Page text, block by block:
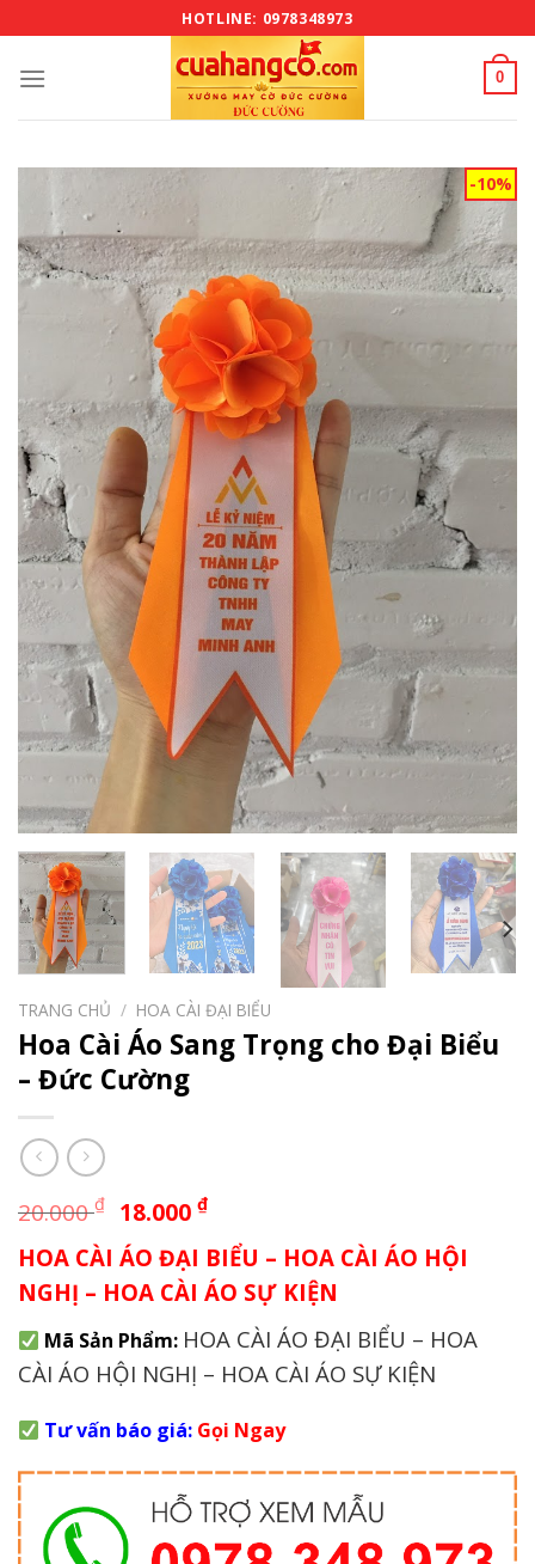
qua
nội
HOTLINE: 0978348973
0
-10%
TRANG CHỦ / HOA CÀI ĐẠI BIỂU
Hoa Cài Áo Sang Trọng cho Đại Biểu
– Đức Cường
20.000₫ Giá
gốc
là:
20.000 ₫.
18.000 ₫Giá
hiện
tại
là:
18.000 ₫.
HOA CÀI ÁO ĐẠI BIỂU – HOA CÀI ÁO HỘI
NGHỊ – HOA CÀI ÁO SỰ KIỆN
Mã Sản Phẩm: HOA CÀI ÁO ĐẠI BIỂU – HOA
CÀI ÁO HỘI NGHỊ – HOA CÀI ÁO SỰ KIỆN
Tư vấn báo giá: Gọi Ngay